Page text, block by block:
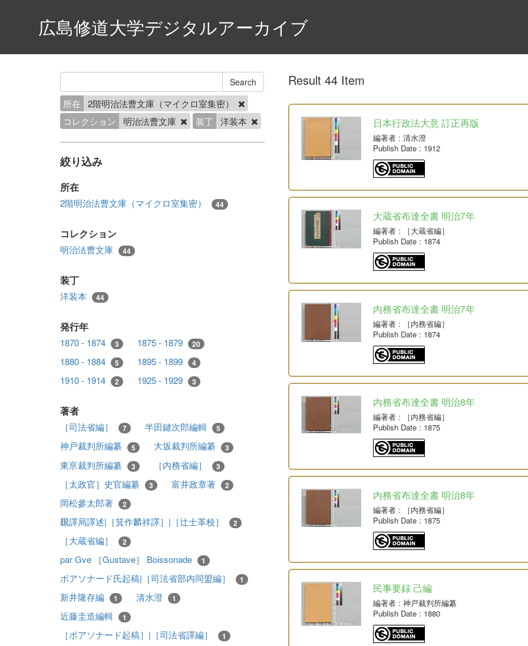
広島修道大学デジタルアーカイブ
所在
2階明治法曹文庫（マイクロ室集密）
コレクション
明治法曹文庫 装丁 洋装本
絞り込み
所在
2階明治法曹文庫（マイクロ室集密） 44
コレクション
明治法曹文庫 44
装丁
洋装本 44
発行年
1870 - 1874 3 1875 - 1879 20
1880 - 1884 5 1895 - 1899 4
1910 - 1914 2 1925 - 1929 3
著者
［司法省編］ 7 半田鍵次郎編輯 5
神戸裁判所編纂 5 大坂裁判所編纂 3
東亰裁判所編纂 3 ［内務省編］ 3
［太政官］史官編纂 3 富井政章著 2
岡松參太郎著 2
飜譯局譯述|［箕作麟祥譯］|［辻士革校］ 2
［大蔵省編］ 2
par Gve ［Gustave］ Boissonade 1
ボアソナード氏起稿|［司法省部内同盟編］ 1
新井隆存編 1 清水澄 1
近藤圭造編輯 1
［ボアソナード起稿］|［司法省譯編］ 1
Result 44 Item
日本行政法大意 訂正再版
編著者: 清水澄
Publish Date: 1912
大蔵省布達全書 明治7年
編著者: ［大蔵省編］
Publish Date: 1874
内務省布達全書 明治7年
編著者: ［内務省編］
Publish Date: 1874
内務省布達全書 明治8年
編著者: ［内務省編］
Publish Date: 1875
内務省布達全書 明治8年
編著者: ［内務省編］
Publish Date: 1875
民事要録 己編
編著者: 神戸裁判所編纂
Publish Date: 1880